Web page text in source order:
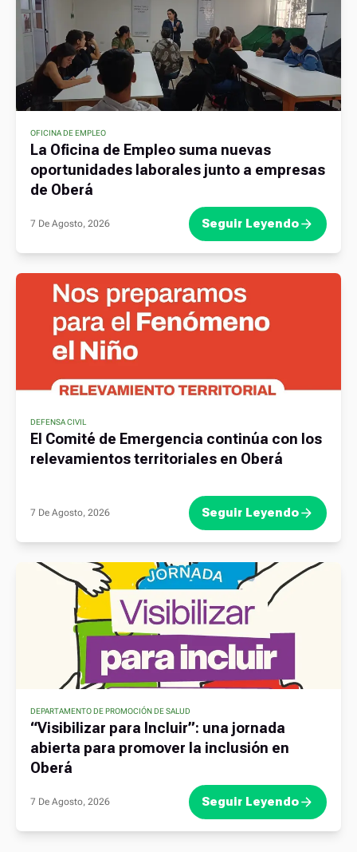
OFICINA DE EMPLEO
La Oficina de Empleo suma nuevas
oportunidades laborales junto a empresas
de Oberá
7 De Agosto, 2026 Seguir Leyendo
DEFENSA CIVIL
El Comité de Emergencia continúa con los
relevamientos territoriales en Oberá
7 De Agosto, 2026 Seguir Leyendo
DEPARTAMENTO DE PROMOCIÓN DE SALUD
“Visibilizar para Incluir”: una jornada
abierta para promover la inclusión en
Oberá
7 De Agosto, 2026 Seguir Leyendo